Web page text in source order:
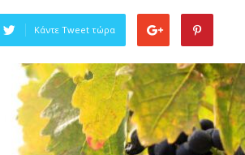
Κάντε Tweet τώρα